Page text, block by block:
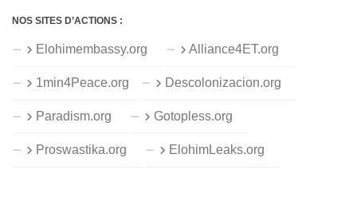
NOS SITES D’ACTIONS :
Elohimembassy.org Alliance4ET.org
1min4Peace.org Descolonizacion.org
Paradism.org Gotopless.org
Proswastika.org ElohimLeaks.org